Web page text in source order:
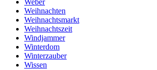
Weber
Weihnachten
Weihnachtsmarkt
Weihnachtszeit
Windjammer
Winterdom
Winterzauber
Wissen